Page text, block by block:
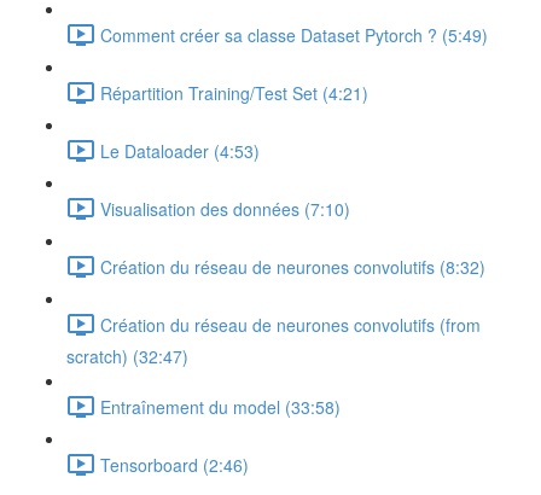
Comment créer sa classe Dataset Pytorch ? (5:49)
Répartition Training/Test Set (4:21)
Le Dataloader (4:53)
Visualisation des données (7:10)
Création du réseau de neurones convolutifs (8:32)
Création du réseau de neurones convolutifs (from
scratch) (32:47)
Entraînement du model (33:58)
Tensorboard (2:46)